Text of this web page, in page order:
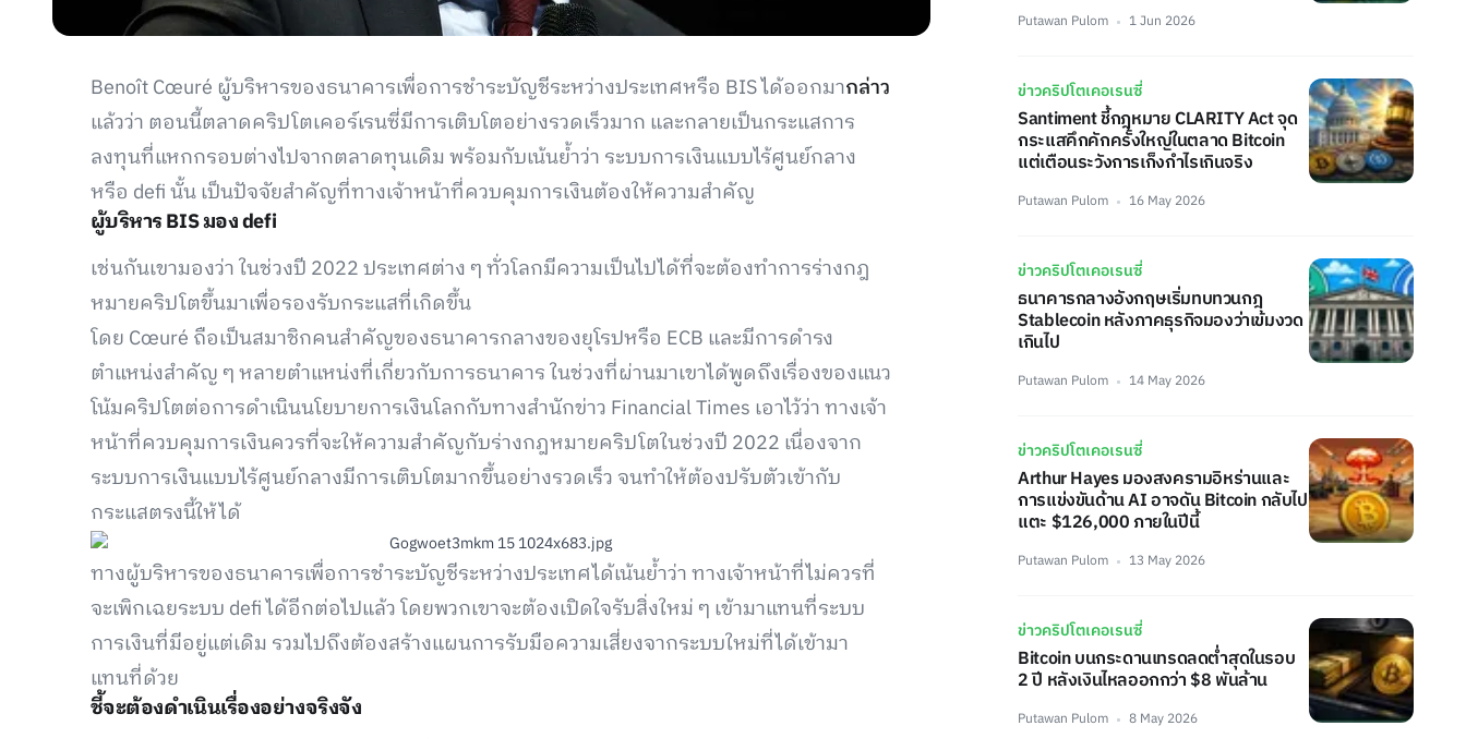
Benoît Cœuré ผู้บริหารของธนาคารเพื่อการชำระบัญชีระหว่างประเทศหรือ BIS ได้ออกมากล่าว
แล้วว่า ตอนนี้ตลาดคริปโตเคอร์เรนซี่มีการเติบโตอย่างรวดเร็วมาก และกลายเป็นกระแสการ
ลงทุนที่แหกกรอบต่างไปจากตลาดทุนเดิม พร้อมกับเน้นย้ำว่า ระบบการเงินแบบไร้ศูนย์กลาง
หรือ defi นั้น เป็นปัจจัยสำคัญที่ทางเจ้าหน้าที่ควบคุมการเงินต้องให้ความสำคัญ
ผู้บริหาร BIS มอง defi
เช่นกันเขามองว่า ในช่วงปี 2022 ประเทศต่าง ๆ ทั่วโลกมีความเป็นไปได้ที่จะต้องทำการร่างกฎ
หมายคริปโตขึ้นมาเพื่อรองรับกระแสที่เกิดขึ้น
โดย Cœuré ถือเป็นสมาชิกคนสำคัญของธนาคารกลางของยุโรปหรือ ECB และมีการดำรง
ตำแหน่งสำคัญ ๆ หลายตำแหน่งที่เกี่ยวกับการธนาคาร ในช่วงที่ผ่านมาเขาได้พูดถึงเรื่องของแนว
โน้มคริปโตต่อการดำเนินนโยบายการเงินโลกกับทางสำนักข่าว Financial Times เอาไว้ว่า ทางเจ้า
หน้าที่ควบคุมการเงินควรที่จะให้ความสำคัญกับร่างกฎหมายคริปโตในช่วงปี 2022 เนื่องจาก
ระบบการเงินแบบไร้ศูนย์กลางมีการเติบโตมากขึ้นอย่างรวดเร็ว จนทำให้ต้องปรับตัวเข้ากับ
กระแสตรงนี้ให้ได้
ทางผู้บริหารของธนาคารเพื่อการชำระบัญชีระหว่างประเทศได้เน้นย้ำว่า ทางเจ้าหน้าที่ไม่ควรที่
จะเพิกเฉยระบบ defi ได้อีกต่อไปแล้ว โดยพวกเขาจะต้องเปิดใจรับสิ่งใหม่ ๆ เข้ามาแทนที่ระบบ
การเงินที่มีอยู่แต่เดิม รวมไปถึงต้องสร้างแผนการรับมือความเสี่ยงจากระบบใหม่ที่ได้เข้ามา
แทนที่ด้วย
ชี้จะต้องดำเนินเรื่องอย่างจริงจัง
Putawan Pulom 1 Jun 2026
ข่าวคริปโตเคอเรนซี่
Santiment ชี้กฎหมาย CLARITY Act จุด
กระแสคึกคักครั้งใหญ่ในตลาด Bitcoin
แต่เตือนระวังการเก็งกำไรเกินจริง
Putawan Pulom 16 May 2026
ข่าวคริปโตเคอเรนซี่
ธนาคารกลางอังกฤษเริ่มทบทวนกฎ
Stablecoin หลังภาคธุรกิจมองว่าเข้มงวด
เกินไป
Putawan Pulom 14 May 2026
ข่าวคริปโตเคอเรนซี่
Arthur Hayes มองสงครามอิหร่านและ
การแข่งขันด้าน AI อาจดัน Bitcoin กลับไป
แตะ $126,000 ภายในปีนี้
Putawan Pulom 13 May 2026
ข่าวคริปโตเคอเรนซี่
Bitcoin บนกระดานเทรดลดต่ำสุดในรอบ
2 ปี หลังเงินไหลออกกว่า $8 พันล้าน
Putawan Pulom 8 May 2026